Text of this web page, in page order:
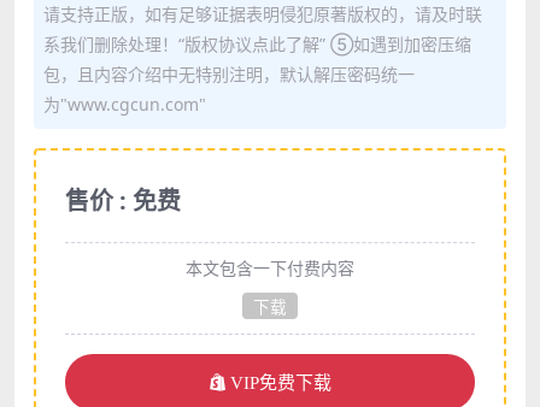
请支持正版，如有足够证据表明侵犯原著版权的，请及时联
系我们删除处理！“版权协议点此了解” ⑤如遇到加密压缩
包，且内容介绍中无特别注明，默认解压密码统一
为"www.cgcun.com"
售价 : 免费
本文包含一下付费内容
下载
VIP免费下载